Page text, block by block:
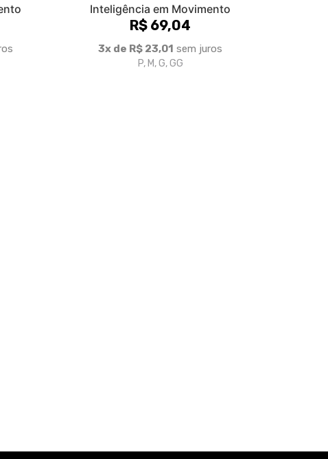
Inteligência em Movimento
R$ 69,04
3x de R$ 23,01 sem juros
P, M, G, GG